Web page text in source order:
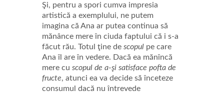
Şi, pentru a spori cumva impresia
artistică a exemplului, ne putem
imagina că Ana ar putea continua să
mănânce mere în ciuda faptului că i s-a
făcut rău. Totul ţine de scopul pe care
Ana îl are în vedere. Dacă ea mănîncă
mere cu scopul de a-şi satisface pofta de
fructe, atunci ea va decide să înceteze
consumul dacă nu întrevede